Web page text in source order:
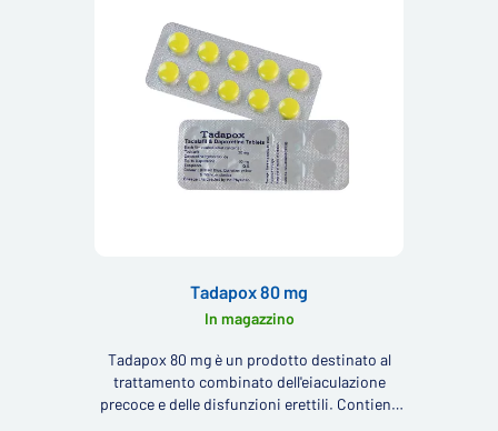
Tadapox 80 mg
In magazzino
Tadapox 80 mg è un prodotto destinato al
trattamento combinato dell'eiaculazione
precoce e delle disfunzioni erettili. Contiene